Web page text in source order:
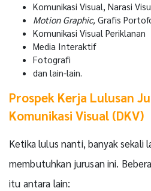
Komunikasi Visual, Narasi
Motion Graphic, Grafis
Komunikasi Visual Periklanan
Media Interaktif
Fotografi
dan lain-lain.
Prospek Kerja Lulusan
Komunikasi Visual (DKV)
Ketika lulus nanti, banyak sekali
membutuhkan jurusan ini.
itu antara lain: